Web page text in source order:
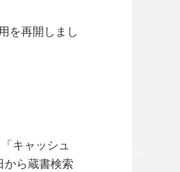
を再開しまし
キャッシュ
から蔵書検索